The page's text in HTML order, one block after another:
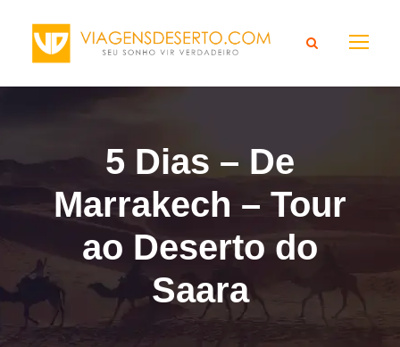
5 Dias – De
Marrakech – Tour
ao Deserto do
Saara